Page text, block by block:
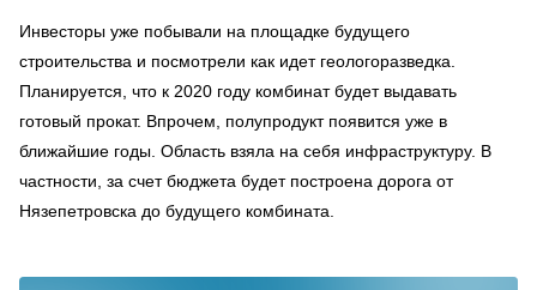
Инвесторы уже побывали на площадке будущего
строительства и посмотрели как идет геологоразведка.
Планируется, что к 2020 году комбинат будет выдавать
готовый прокат. Впрочем, полупродукт появится уже в
ближайшие годы. Область взяла на себя инфраструктуру. В
частности, за счет бюджета будет построена дорога от
Нязепетровска до будущего комбината.